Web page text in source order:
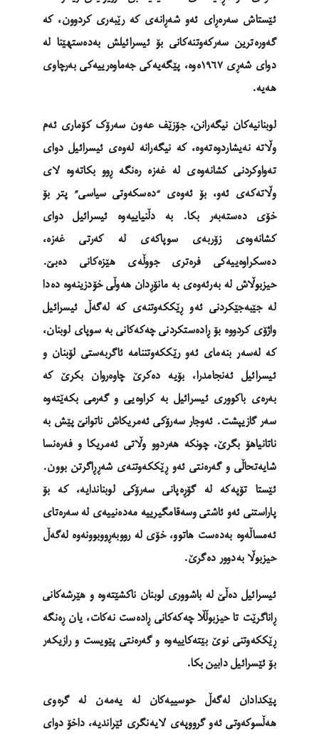
ئێستاش سەرەڕای ئەو شەڕانەی کە رێبەری کردوون، کە
گەورەترین سەرکەوتنەکانی بۆ ئیسرائیلش بەدەستهێنا لە
دوای شەڕی ١٩٦٧ەوە، پێگەیەکی جەماوەرییەکی بەرچاوی
هەیە.
لوبنانیەکان نیگەرانن، جۆزێف عەون سەرۆک کۆماری ئەم
وڵاتە نەیشاردوەتەوە، کە نیگەرانە لەوەی ئیسرائیل دوای
تەواوکردنی کشانەوەی لە غەزە رەنگە ڕوو بکاتەوە لای
وڵاتەکەی ئەو، بۆ ئەوەی “دەسکەوتی سیاسی” پتر بۆ
خۆی دەستەبەر بکا. بە دڵنیاییەوە ئیسرائیل دوای
کشانەوەی زۆربەی سوپاکەی لە کەرتی غەزە،
دەسکراوەییەکی فرەتری جووڵەی هێزەکانی دەبێ.
حیزبوڵاش لە بەرئەوەی بە مانۆڕدان هەوڵی خۆدزینەوە دەدا
لە جێبەجێکردنی ئەو ڕێککەوتنەی کە لەگەڵ ئیسرائیل
واژۆی کردووە بۆ ڕادەستکردنی چەکەکانی بە سوپای لوبنان،
کە لەسەر بنەمای ئەو رێککەوتننامە ئاگربەستی لۆبنان و
ئیسرائیل ئەنجامدرا، بۆیە دەکرێ چاوەروان بکرێ کە
بەرەی باکووری ئیسرائیل بە کراوەیی و گەرمی بکەێتەوە
سەر گازیپشت. ئەوجار سەرۆکی ئەمریکاش ناتوانێ پێش بە
ناتانیاهۆ بگرێ، چونکە هەردوو وڵاتی ئەمریکا و فەرەنسا
شایەتحاڵی و گەرەنتی ئەو ڕێککەوتنەی شەڕڕاگرتن بوون.
ئێستا تۆپەکە لە گۆڕەپانی سەرۆکی لوبناندایە، کە بۆ
پاراستنی ئەو ئاشتی وسەقامگیرییە مەدەنییەی لە سەرەتای
ئەمساڵەوە بەدەست هاتوو، خۆی لە رووبەڕووبوونەوە لەگەڵ
حیزبوڵا بەدوور دەگرێ.
ئیسرائیل دەڵێ لە باشووری لوبنان ناکشێتەوە و هێرشەکانی
ڕاناگرێت تا حیزبوڵڵا چەکەکانی ڕادەست نەکات، یان ڕەنگە
ڕێککەوتنی نوێ بێتەکاییەوە و گەرەنتی پێویست و رازیکەر
بۆ ئێسرائیل دابین بکا.
پێکدادان لەگەڵ حوسییەکان لە یەمەن لە گرەوی
هەڵسوکەوتی ئەو گرووپەی لایەنگری ئێراندیە، داخۆ دوای